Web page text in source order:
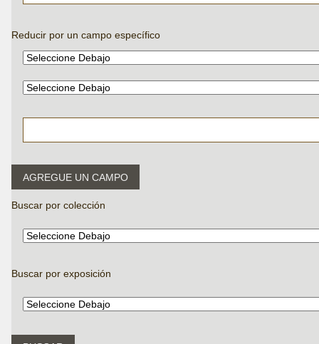
Reducir por un campo específico
AGREGUE UN CAMPO
Buscar por colección
Buscar por exposición